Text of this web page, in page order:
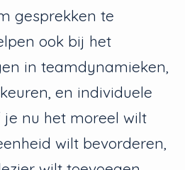
gesprekken te
ook bij het
in teamdynamieken,
en individuele
je nu het moreel wilt
wilt bevorderen,